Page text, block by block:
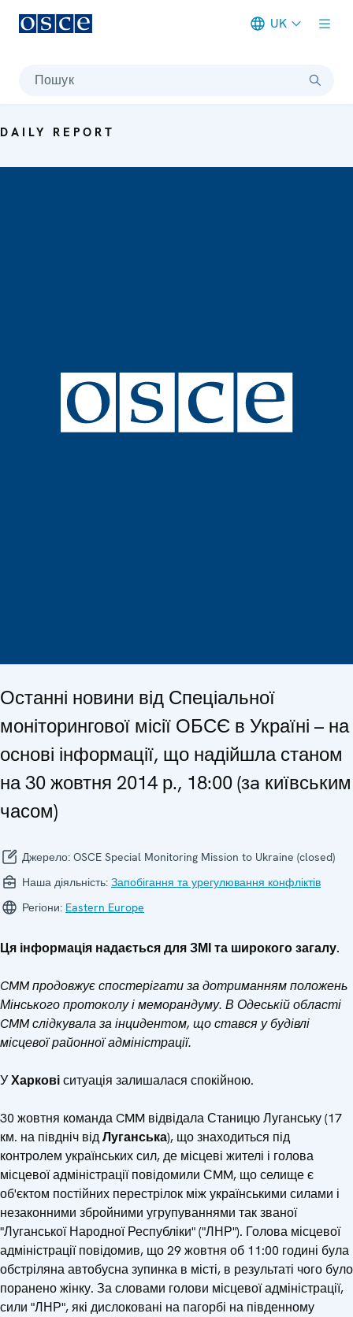
UK
Пошук
DAILY REPORT
Останні новини від Спеціальної
моніторингової місії ОБСЄ в Україні – на
основі інформації, що надійшла станом
на 30 жовтня 2014 р., 18:00 (зa київським
часом)
Джерело: OSCE Special Monitoring Mission to Ukraine (closed)
Наша діяльність: Запобігання та урегулювання конфліктів
Регіони: Eastern Europe
Ця інформація надається для ЗМІ та широкого загалу.
CMM продовжує спостерігати за дотриманням положень
Мінського протоколу і меморандуму. В Одеській області
CMM слідкувала за інцидентом, що стався у будівлі
місцевої районної адміністрації.
УХарковіситуація залишалася спокійною.
30 жовтня команда CMM відвідала Станицю Луганську (17
км. на півдніч відЛуганська), що знаходиться під
контролем українських сил, де місцеві жителі і голова
місцевої адміністрації повідомили СMM, що селище є
об'єктом постійних перестрілок між українськими силами і
незаконними збройними угрупуваннями так званої
"Луганської Народної Республіки" ("ЛНР"). Голова місцевої
адміністрації повідомив, що 29 жовтня об 11:00 годині була
обстріляна автобусна зупинка в місті, в результаті чого було
поранено жінку. За словами голови місцевої адміністрації,
сили "ЛНР", які дислоковані на пагорбі на південному